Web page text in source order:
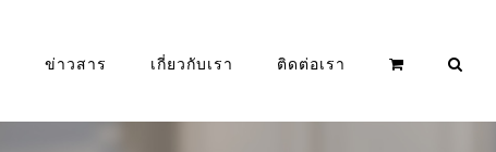
ข่าวสาร เกี่ยวกับเรา ติดต่อเรา